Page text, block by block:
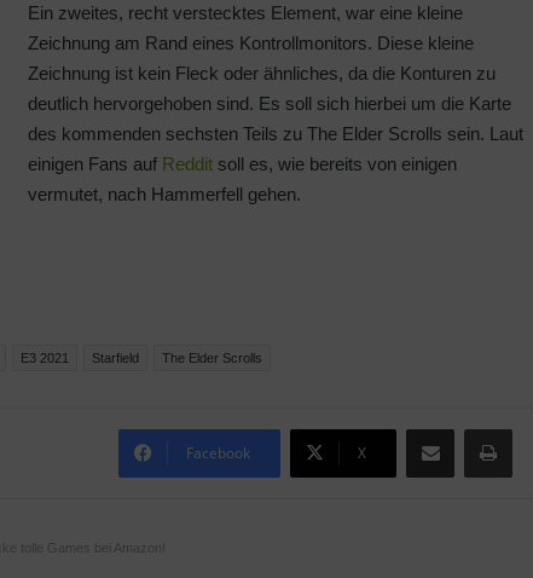
Ein zweites, recht verstecktes Element, war eine kleine
Zeichnung am Rand eines Kontrollmonitors. Diese kleine
Zeichnung ist kein Fleck oder ähnliches, da die Konturen zu
deutlich hervorgehoben sind. Es soll sich hierbei um die Karte
des kommenden sechsten Teils zu The Elder Scrolls sein. Laut
einigen Fans auf Reddit soll es, wie bereits von einigen
vermutet, nach Hammerfell gehen.
E3 2021 Starfield The Elder Scrolls
Facebook X
tolle Games bei Amazon!